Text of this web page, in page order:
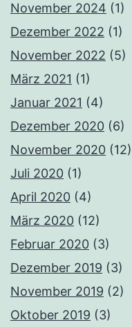
November 2024 (1)
Dezember 2022 (1)
November 2022 (5)
März 2021 (1)
Januar 2021 (4)
Dezember 2020 (6)
November 2020 (12)
Juli 2020 (1)
April 2020 (4)
März 2020 (12)
Februar 2020 (3)
Dezember 2019 (3)
November 2019 (2)
Oktober 2019 (3)